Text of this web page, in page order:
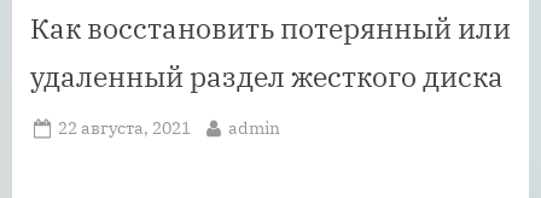
Как восстановить потерянный или
удаленный раздел жесткого диска
Posted
22 августа, 2021 By
admin